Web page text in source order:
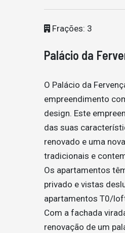
Frações: 3
Palácio da
O Palácio da
empreendimento
design. Este
das suas
renovado e uma
tradicionais e
Os apartamentos
privado e vistas
apartamentos T0/
Com a fachada
renovação de um